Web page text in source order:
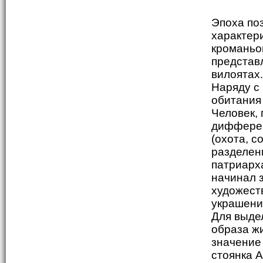
Эпоха
Наряду с
Человек,
(охота,
начинал
Для
образа
стоянка